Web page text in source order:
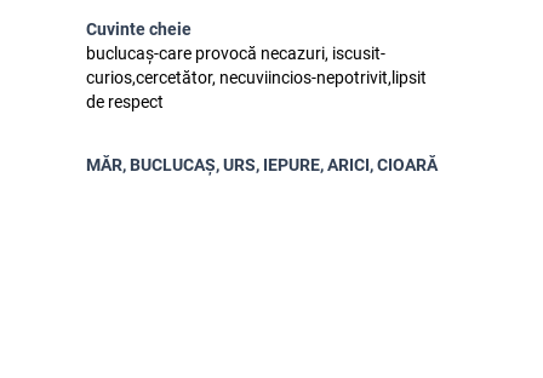
Cuvinte cheie
buclucaș-care provocă necazuri, iscusit-
curios,cercetător, necuviincios-nepotrivit,lipsit
de respect
MĂR, BUCLUCAȘ, URS, IEPURE, ARICI, CIOARĂ